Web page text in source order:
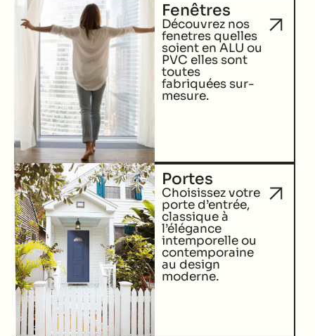
Fenêtres
Découvrez nos
fenetres quelles
soient en ALU ou
PVC elles sont
toutes
fabriquées sur-
mesure.
Portes
Choisissez votre
porte d’entrée,
classique à
l’élégance
intemporelle ou
contemporaine
au design
moderne.